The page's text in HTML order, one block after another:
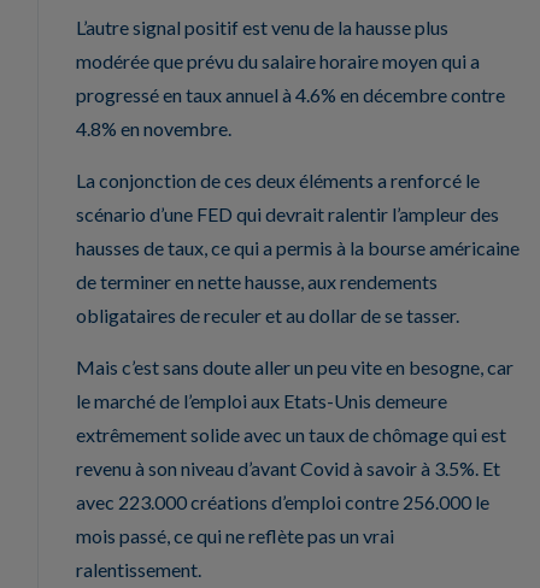
L’autre signal positif est venu de la hausse plus
modérée que prévu du salaire horaire moyen qui a
progressé en taux annuel à 4.6% en décembre contre
4.8% en novembre.
La conjonction de ces deux éléments a renforcé le
scénario d’une FED qui devrait ralentir l’ampleur des
hausses de taux, ce qui a permis à la bourse américaine
de terminer en nette hausse, aux rendements
obligataires de reculer et au dollar de se tasser.
Mais c’est sans doute aller un peu vite en besogne, car
le marché de l’emploi aux Etats-Unis demeure
extrêmement solide avec un taux de chômage qui est
revenu à son niveau d’avant Covid à savoir à 3.5%. Et
avec 223.000 créations d’emploi contre 256.000 le
mois passé, ce qui ne reflète pas un vrai
ralentissement.